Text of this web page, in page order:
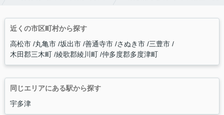
近くの市区町村から探す
高松市 丸亀市 坂出市 善通寺市 さぬき市 三豊市
木田郡三木町 綾歌郡綾川町 仲多度郡多度津町
同じエリアにある駅から探す
宇多津